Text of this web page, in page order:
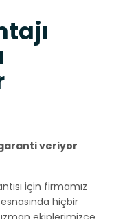
garanti veriyor
için firmamız
hiçbir